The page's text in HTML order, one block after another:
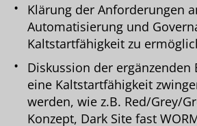
Klärung der Anforderungen
Automatisierung und
Kaltstartfähigkeit zu
Diskussion der ergänzenden
eine Kaltstartfähigkeit
werden, wie z.B. Red/Grey/
Konzept, Dark Site fast